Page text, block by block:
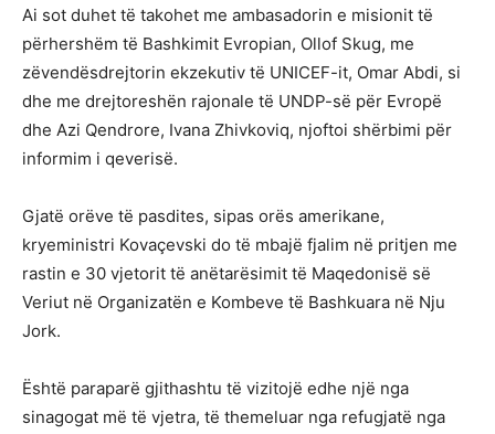
Ai sot duhet të takohet me ambasadorin e misionit të
përhershëm të Bashkimit Evropian, Ollof Skug, me
zëvendësdrejtorin ekzekutiv të UNICEF-it, Omar Abdi, si
dhe me drejtoreshën rajonale të UNDP-së për Evropë
dhe Azi Qendrore, Ivana Zhivkoviq, njoftoi shërbimi për
informim i qeverisë.
Gjatë orëve të pasdites, sipas orës amerikane,
kryeministri Kovaçevski do të mbajë fjalim në pritjen me
rastin e 30 vjetorit të anëtarësimit të Maqedonisë së
Veriut në Organizatën e Kombeve të Bashkuara në Nju
Jork.
Është paraparë gjithashtu të vizitojë edhe një nga
sinagogat më të vjetra, të themeluar nga refugjatë nga